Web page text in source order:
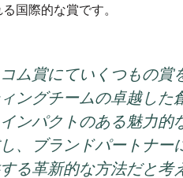
国際的な賞です。
コム賞にていくつもの
ングチームの卓越し
ンパクトのある魅力
、ブランドパートナ
る革新的な方法だと考